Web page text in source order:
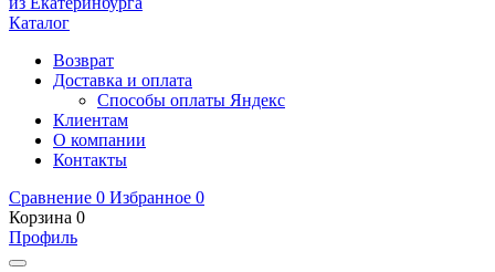
Каталог
Возврат
Доставка и оплата
Способы оплаты Яндекс
Клиентам
О компании
Контакты
Сравнение 0 Избранное 0
Корзина 0
Профиль